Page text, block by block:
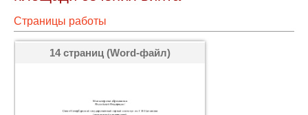
Страницы работы
14 страниц (Word-файл)